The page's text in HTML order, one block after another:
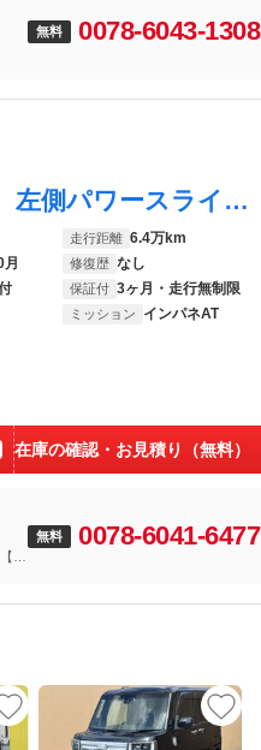
無料 0078-6043-1308
ウェイク Ｌ ＳＡ 社外ナビ バックカメラ 左側パワースライドドア ＥＴＣ 横滑り防止装置 衝突被害軽減システム 社外フロアマット 社外アルミホイール ＴＶ ＡＭ ＦＭ ＣＤ ＤＶＤ Ｂｌｕｅｔｏｏｔｈ ＳＤ ＵＳＢ
走行距離 6.4万km
修復歴 なし
保証付 3ヶ月・走行無制限
ミッション インパネAT
在庫の確認・お見積り（無料）
無
無料 0078-6041-6477